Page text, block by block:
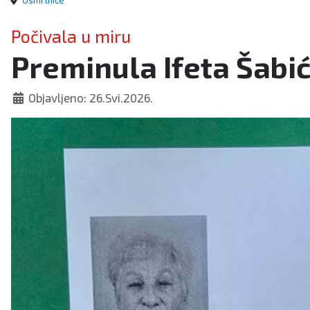
Počivala u miru
Preminula Ifeta Šabić
Objavljeno: 26.Svi.2026.